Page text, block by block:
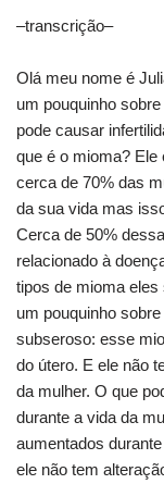
–transcrição–
Olá meu nome é
um pouquinho
pode causar
que é o mioma?
cerca de 70% das
da sua vida mas
Cerca de 50%
relacionado à
tipos de mioma
um pouquinho
subseroso: esse
do útero. E ele não
da mulher. O que
durante a vida da
aumentados
ele não tem